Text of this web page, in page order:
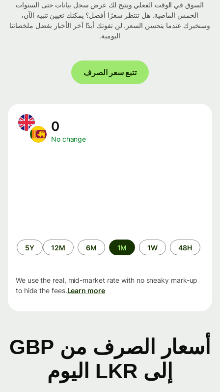
السوق في الوقت الفعلي ويتيح لك عرض سجل بيانات حتى السنوات
الخمس الماضية. هل تنتظر سعرًا أفضل؟ يمكنك تعيين تنبيه الآن،
وسنخبرك عندما يتحسن السعر. لن تفوتك أبدًا آخر الأخبار بفضل ملخصاتنا
اليومية.
تتبع سعر الصرف
No change
الفترة
الزمنية
48H
1W
1M
6M
12M
5Y
We use the real, mid-market rate with no sneaky mark-up
to hide the fees.Learn more
أسعار الصرف من GBP
إلى LKR اليوم